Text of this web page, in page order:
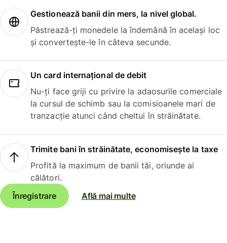
Gestionează banii din mers, la nivel global.
Păstrează-ți monedele la îndemână în același loc
și convertește-le în câteva secunde.
Un card internațional de debit
Nu-ți face griji cu privire la adaosurile comerciale
la cursul de schimb sau la comisioanele mari de
tranzacție atunci când cheltui în străinătate.
Trimite bani în străinătate, economisește la taxe
Profită la maximum de banii tăi, oriunde ai
călători.
Înregistrare
Află mai multe